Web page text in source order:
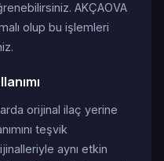
AKÇAOVA
olup bu işlemleri
orijinal ilaç yerine
teşvik
aynı etkin